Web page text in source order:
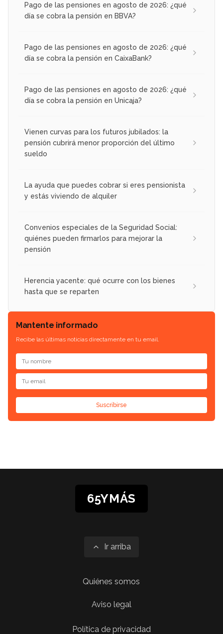
Pago de las pensiones en agosto de 2026: ¿qué
día se cobra la pensión en BBVA?
Pago de las pensiones en agosto de 2026: ¿qué
día se cobra la pensión en CaixaBank?
Pago de las pensiones en agosto de 2026: ¿qué
día se cobra la pensión en Unicaja?
Vienen curvas para los futuros jubilados: la
pensión cubrirá menor proporción del último
sueldo
La ayuda que puedes cobrar si eres pensionista
y estás viviendo de alquiler
Convenios especiales de la Seguridad Social:
quiénes pueden firmarlos para mejorar la
pensión
Herencia yacente: qué ocurre con los bienes
hasta que se reparten
Mantente informado
Recibe las últimas noticias directamente en tu email.
Suscribirse
65YMÁS
Ir arriba
Quiénes somos
Aviso legal
Política de privacidad